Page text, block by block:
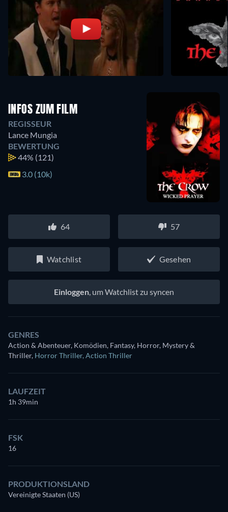
INFOS ZUM FILM
REGISSEUR
Lance Mungia
BEWERTUNG
44% (121)
3.0 (10k)
64 57
Watchlist Gesehen
Einloggen, um Watchlist zu syncen
GENRES
Action & Abenteuer, Komödien, Fantasy, Horror, Mystery &
Thriller, Horror Thriller, Action Thriller
LAUFZEIT
1h 39min
FSK
16
PRODUKTIONSLAND
Vereinigte Staaten (US)